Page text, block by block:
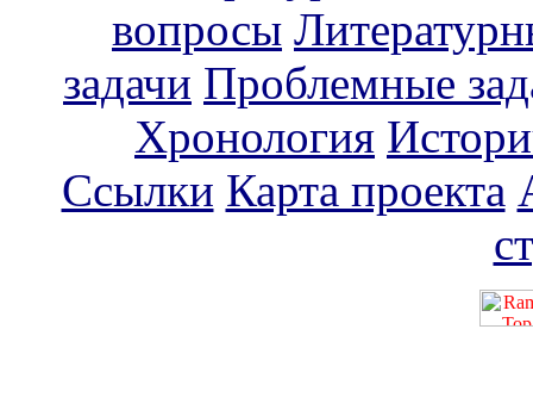
вопросы
задачи Проблемные
Хронология
Ссылки Карта проекта